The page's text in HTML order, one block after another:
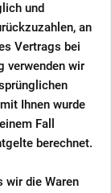
und
an
Vertrags bei
verwenden wir
Ihnen wurde
Fall
berechnet.
wir die Waren